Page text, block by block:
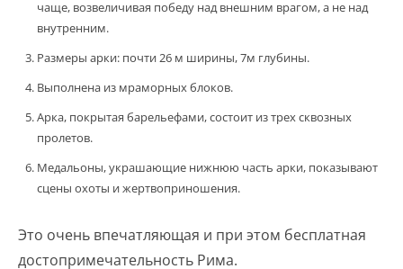
чаще, возвеличивая победу над внешним врагом, а не над
внутренним.
Размеры арки: почти 26 м ширины, 7м глубины.
Выполнена из мраморных блоков.
Арка, покрытая барельефами, состоит из трех сквозных
пролетов.
Медальоны, украшающие нижнюю часть арки, показывают
сцены охоты и жертвоприношения.
Это очень впечатляющая и при этом бесплатная
достопримечательность Рима.